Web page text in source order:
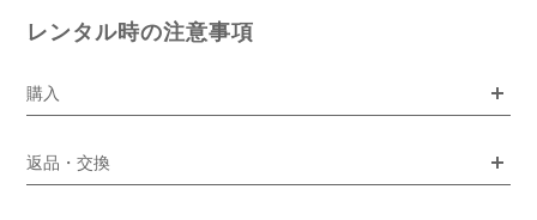
レンタル時の注意事項
購入
返品・交換